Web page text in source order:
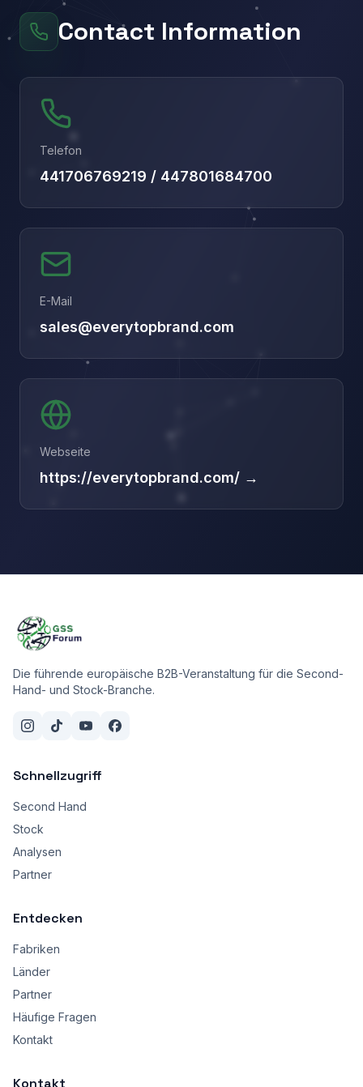
Contact Information
Telefon
441706769219 / 447801684700
E-Mail
sales@everytopbrand.com
Webseite
https://everytopbrand.com/ →
Die führende europäische B2B-Veranstaltung für die Second-
Hand- und Stock-Branche.
Schnellzugriff
Second Hand
Stock
Analysen
Partner
Entdecken
Fabriken
Länder
Partner
Häufige Fragen
Kontakt
Kontakt